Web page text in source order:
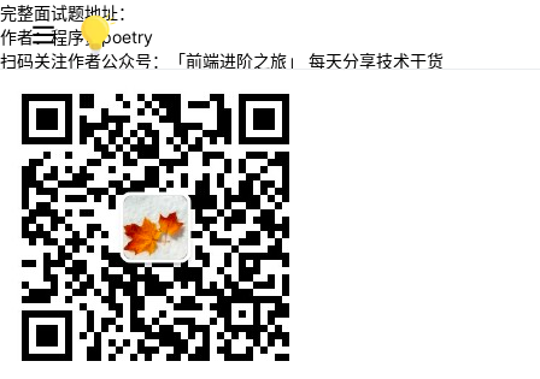
完整面试题地址：
作者：程序员poetry
扫码关注作者公众号：「前端进阶之旅」 每天分享技术干货